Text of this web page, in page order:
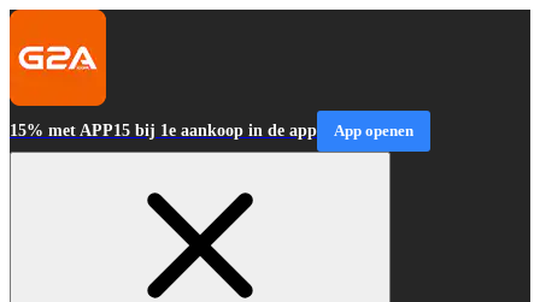
15% met APP15 bij 1e aankoop in de app App openen